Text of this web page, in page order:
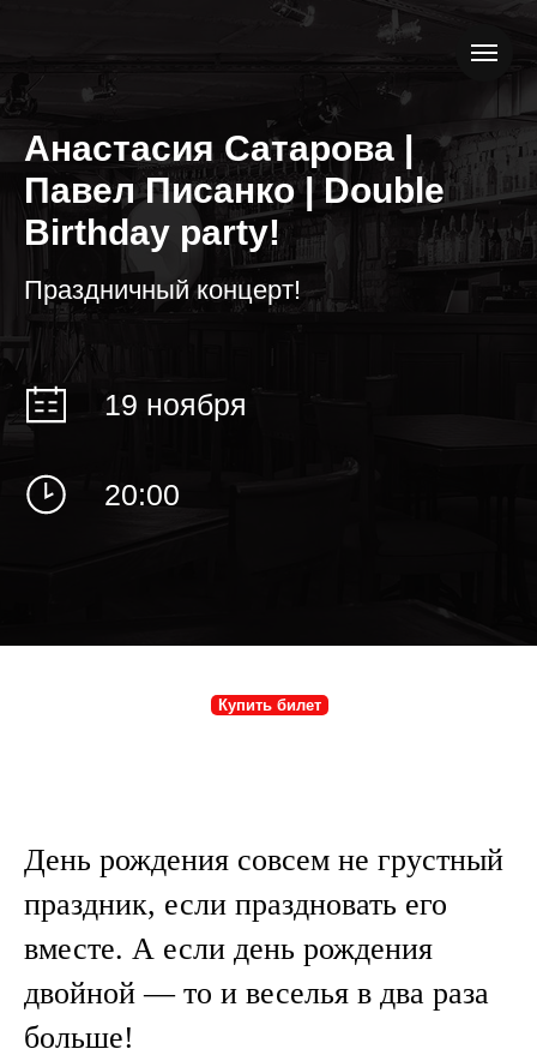
Анастасия Сатарова |
Павел Писанко | Double
Birthday party!
Праздничный концерт!
19 ноября
20:00
Купить билет
День рождения совсем не грустный
праздник, если праздновать его
вместе. А если день рождения
двойной — то и веселья в два раза
больше!